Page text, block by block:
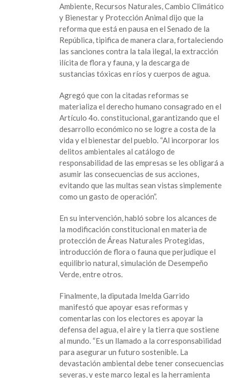
Ambiente, Recursos Naturales, Cambio Climático
y Bienestar y Protección Animal dijo que la
reforma que está en pausa en el Senado de la
República, tipifica de manera clara, fortaleciendo
las sanciones contra la tala ilegal, la extracción
ilícita de flora y fauna, y la descarga de
sustancias tóxicas en ríos y cuerpos de agua.
Agregó que con la citadas reformas se
materializa el derecho humano consagrado en el
Artículo 4o. constitucional, garantizando que el
desarrollo económico no se logre a costa de la
vida y el bienestar del pueblo. “Al incorporar los
delitos ambientales al catálogo de
responsabilidad de las empresas se les obligará a
asumir las consecuencias de sus acciones,
evitando que las multas sean vistas simplemente
como un gasto de operación”.
En su intervención, habló sobre los alcances de
la modificación constitucional en materia de
protección de Áreas Naturales Protegidas,
introducción de flora o fauna que perjudique el
equilibrio natural, simulación de Desempeño
Verde, entre otros.
Finalmente, la diputada Imelda Garrido
manifestó que apoyar esas reformas y
comentarlas con los electores es apoyar la
defensa del agua, el aire y la tierra que sostiene
al mundo. “Es un llamado a la corresponsabilidad
para asegurar un futuro sostenible. La
devastación ambiental debe tener consecuencias
severas, y este marco legal es la herramienta